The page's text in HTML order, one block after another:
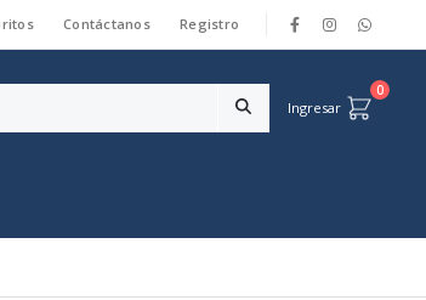
Contáctanos Registro
Ingresar
0